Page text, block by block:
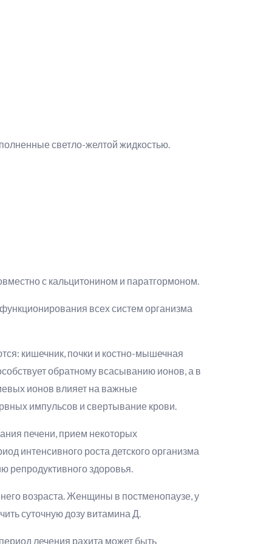
светло-желтой жидкостью.
с кальцитонином и паратгормоном.
всех систем организма
кишечник, почки и костно-мышечная
обратному всасыванию ионов, а в
ионов влияет на важные
импульсов и свертывание крови.
печени, прием некоторых
интенсивного роста детского организма
репродуктивного здоровья.
возраста. Женщины в постменопаузе, у
суточную дозу витамина Д.
лечения рахита может быть